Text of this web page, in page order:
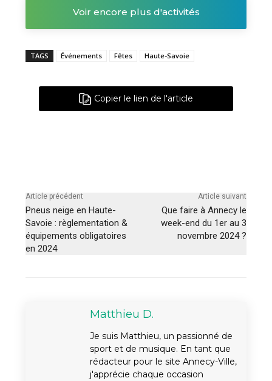
Voir encore plus d'activités
TAGS Événements Fêtes Haute-Savoie
Copier le lien de l'article
Article précédent
Pneus neige en Haute-
Savoie : règlementation &
équipements obligatoires
en 2024
Article suivant
Que faire à Annecy le
week-end du 1er au 3
novembre 2024 ?
Matthieu D.
Je suis Matthieu, un passionné de
sport et de musique. En tant que
rédacteur pour le site Annecy-Ville,
j'apprécie chaque occasion